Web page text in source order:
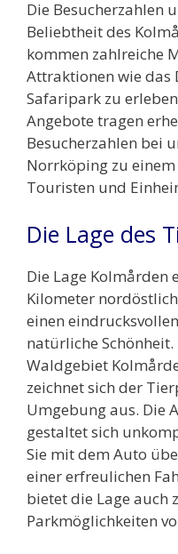
Die Besucherzahlen
Beliebtheit des
kommen zahlreiche
Attraktionen wie
Safaripark zu
Angebote tragen
Besucherzahlen bei
Norrköping zu
Touristen und
Die Lage des
Die Lage Kolmården
Kilometer
einen
natürliche
Waldgebiet
zeichnet sich der
Umgebung aus. Die
gestaltet sich
Sie mit dem Auto
einer erfreulichen
bietet die Lage auch
Parkmöglichkeiten